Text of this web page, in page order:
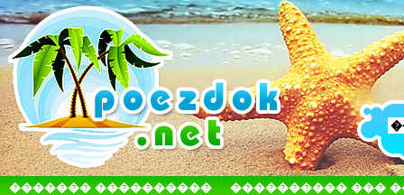
������� ����������
���������� ���